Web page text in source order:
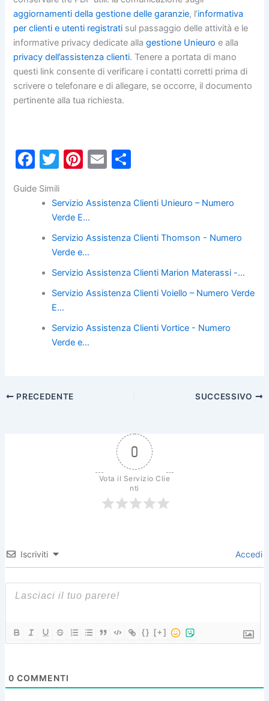
aggiornamenti della gestione delle garanzie, l’informativa
per clienti e utenti registrati sul passaggio delle attività e le
informative privacy dedicate allagestione Unieuro e alla
privacy dell’assistenza clienti. Tenere a portata di mano
questi link consente di verificare i contatti corretti prima di
scrivere o telefonare e di allegare, se occorre, il documento
pertinente alla tua richiesta.
F
c
b
o
k
T
itt
er
Pi
er
e
st
E
ai n
vi
Guide Simili
Servizio Assistenza Clienti Unieuro – Numero
Verde E…
Servizio Assistenza Clienti Thomson - Numero
Verde e…
Servizio Assistenza Clienti Marion Materassi -…
Servizio Assistenza Clienti Voiello – Numero Verde
E…
Servizio Assistenza Clienti Vortice - Numero
Verde e…
PRECEDENTE SUCCESSIVO
0
Vota il Servizio Clie
nti
Iscriviti Accedi
{} [+]
0 COMMENTI